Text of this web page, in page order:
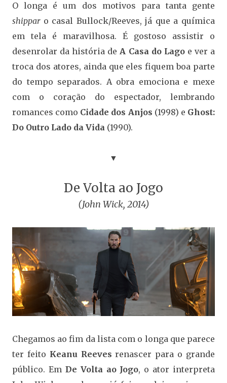
O longa é um dos motivos para tanta gente
shippar o casal Bullock/Reeves, já que a química
em tela é maravilhosa. É gostoso assistir o
desenrolar da história deA Casa do Lago e ver a
troca dos atores, ainda que eles fiquem boa parte
do tempo separados. A obra emociona e mexe
com o coração do espectador, lembrando
romances como Cidade dos Anjos (1998) e Ghost:
Do Outro Lado da Vida (1990).
▼
De Volta ao Jogo
(John Wick, 2014)
Chegamos ao fim da lista com o longa que parece
ter feito Keanu Reeves renascer para o grande
público. Em De Volta ao Jogo, o ator interpreta